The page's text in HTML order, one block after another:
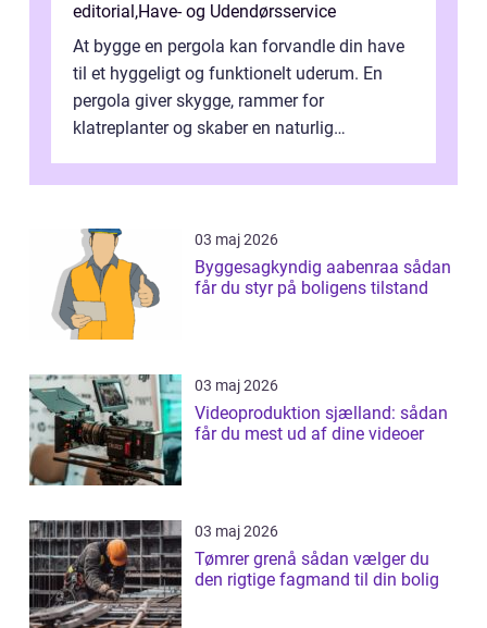
editorial ,Have- og Udendørsservice
At bygge en pergola kan forvandle din have
til et hyggeligt og funktionelt uderum. En
pergola giver skygge, rammer for
klatreplanter og skaber en naturlig
d...
03 maj 2026
Byggesagkyndig aabenraa sådan
får du styr på boligens tilstand
03 maj 2026
Videoproduktion sjælland: sådan
får du mest ud af dine videoer
03 maj 2026
Tømrer grenå sådan vælger du
den rigtige fagmand til din bolig